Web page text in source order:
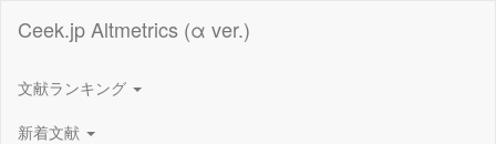
Ceek.jp Altmetrics (α ver.)
文献ランキング
新着文献